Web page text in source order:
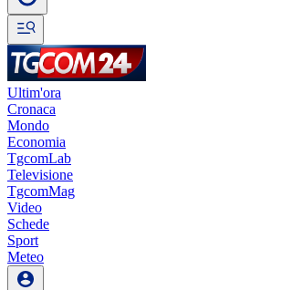
Ultim'ora
Cronaca
Mondo
Economia
TgcomLab
Televisione
TgcomMag
Video
Schede
Sport
Meteo